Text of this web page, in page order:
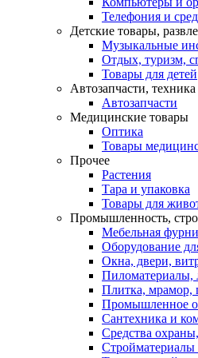
Телефония и
Детские товары,
Музыкальные
Отдых, туризм,
Товары для детей
Автозапчасти, техника
Автозапчасти
Медицинские товары
Оптика
Товары
Прочее
Растения
Тара и упаковка
Товары для
Промышленность,
Мебельная
Оборудование
Окна, двери,
Пиломатериалы,
Плитка, мрамор,
Промышленное
Сантехника и
Средства
Стройматериалы